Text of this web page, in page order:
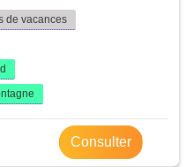
de vacances
Consulter